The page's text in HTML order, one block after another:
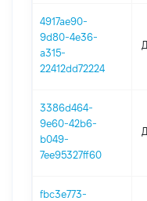
4917ae90-
9d80-4e36-
a315-
22412dd72224
3386d464-
9e60-42b6-
b049-
7ee95327ff60
fbc3e773-